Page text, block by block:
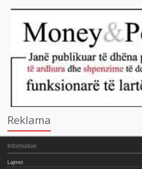
Reklama
Informative
Lajmet